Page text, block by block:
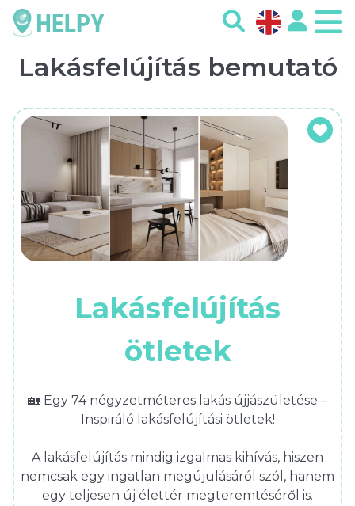
Lakásfelújítás bemutató
Lakásfelújítás
ötletek
🏡 Egy 74 négyzetméteres lakás újjászületése –
Inspiráló lakásfelújítási ötletek!
A lakásfelújítás mindig izgalmas kihívás, hiszen
nemcsak egy ingatlan megújulásáról szól, hanem
egy teljesen új élettér megteremtéséről is.